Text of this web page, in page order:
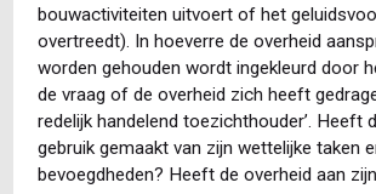
bouwactiviteiten uitvoert of het
overtreedt). In hoeverre de overheid
worden gehouden wordt ingekleurd door
de vraag of de overheid zich heeft
redelijk handelend toezichthouder’. Heeft
gebruik gemaakt van zijn wettelijke taken
bevoegdheden? Heeft de overheid aan zijn